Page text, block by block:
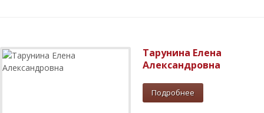
Тарунина Елена
Александровна
Подробнее